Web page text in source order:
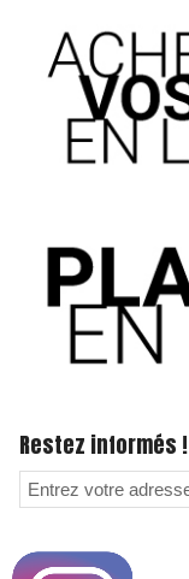
Restez informés !